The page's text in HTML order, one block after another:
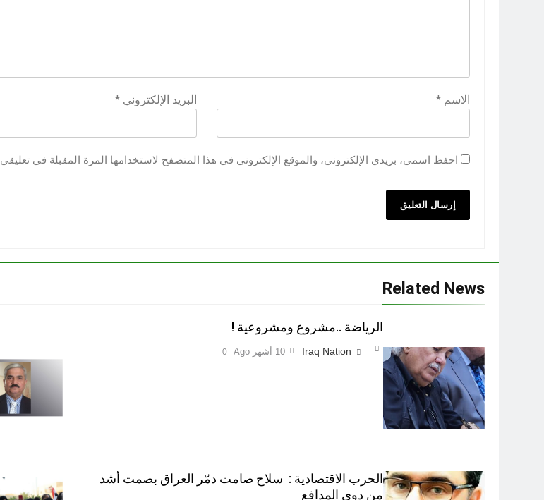
الاسم * البريد الإلكتروني*
احفظ اسمي، بريدي الإلكتروني، والموقع الإلكتروني في هذا المتصفح لاستخدامها المرة المقبلة في تعليقي.
Related News
الرياضة ..مشروع ومشروعية !
Iraq Nation 10 أشهر Ago 0
الحرب الاقتصادية : سلاح صامت دمّر العراق بصمت أشد
من دوي المدافع